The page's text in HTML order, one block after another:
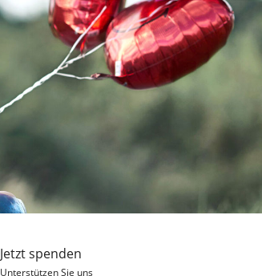
Jetzt spenden
Unterstützen Sie uns